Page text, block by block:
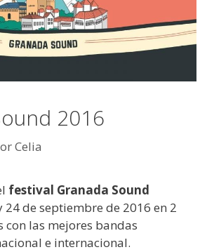
2016
Celia
festival Granada Sound
24 de septiembre de 2016 en 2
con las mejores bandas
e internacional.